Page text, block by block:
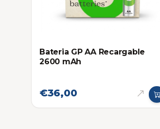
Bateria GP AA Recargable
2600 mAh
€36,00